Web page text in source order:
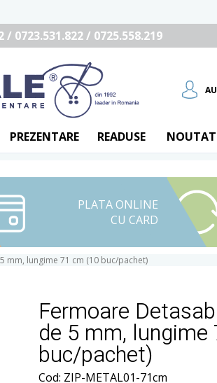
0723.531.822 / 0725.558.219
PREZENTARE READUSE
PLATA ONLINE
CU CARD
mm, lungime 71 cm (10 buc/pachet)
Fermoare
de 5 mm, lungime
buc/pachet)
Cod: ZIP-METAL01-71cm